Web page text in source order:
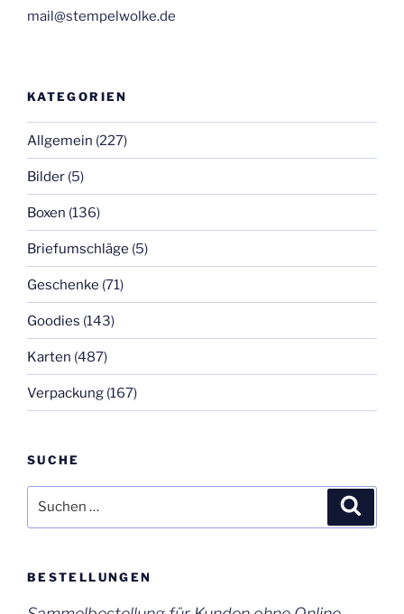
mail@stempelwolke.de
KATEGORIEN
Allgemein (227)
Bilder (5)
Boxen (136)
Briefumschläge (5)
Geschenke (71)
Goodies (143)
Karten (487)
Verpackung (167)
SUCHE
nach:
BESTELLUNGEN